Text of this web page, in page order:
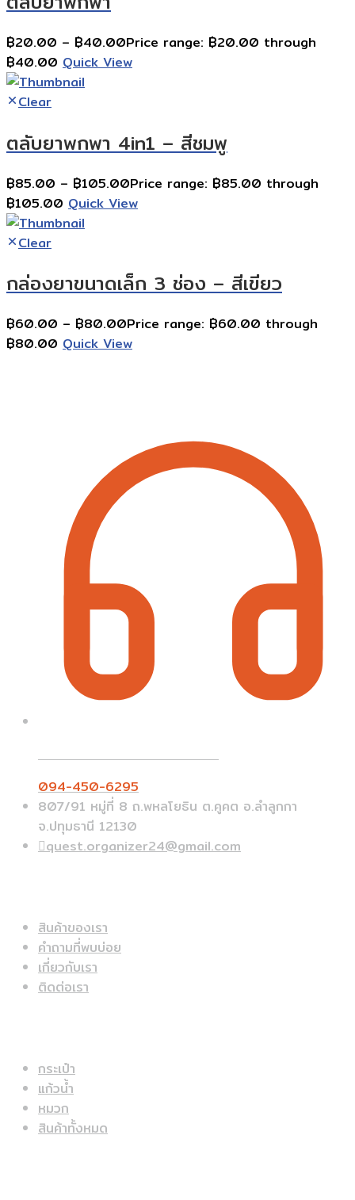
฿20.00 – ฿40.00Price range: ฿20.00 through
฿40.00 Quick View
Clear
ตลับยาพกพา 4in1 – สีชมพู
฿85.00 – ฿105.00Price range: ฿85.00 through
฿105.00 Quick View
Clear
กล่องยาขนาดเล็ก 3 ช่อง – สีเขียว
฿60.00 – ฿80.00Price range: ฿60.00 through
฿80.00 Quick View
Call On Order ? Call us 24/7
094-450-6295
807/91 หมู่ที่ 8 ถ.พหลโยธิน ต.คูคต อ.ลำลูกกา
จ.ปทุมธานี 12130
quest.organizer24@gmail.com
สินค้าของเรา
คำถามที่พบบ่อย
เกี่ยวกับเรา
ติดต่อเรา
กระเป๋า
แก้วน้ำ
หมวก
สินค้าทั้งหมด